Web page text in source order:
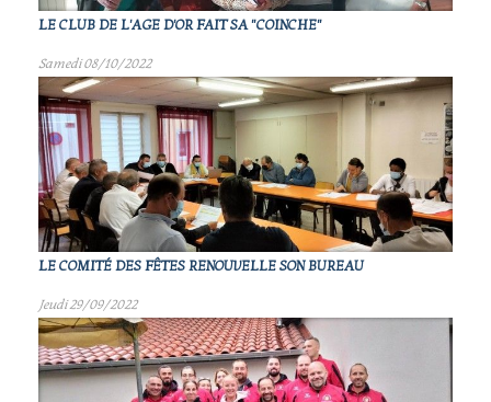
LE CLUB DE L'AGE D'OR FAIT SA "COINCHE"
Samedi 08/10/2022
LE COMITÉ DES FÊTES RENOUVELLE SON BUREAU
Jeudi 29/09/2022